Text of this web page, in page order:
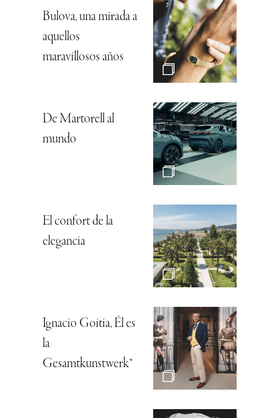
Bulova, una mirada a
aquellos
maravillosos años
De Martorell al
mundo
El confort de la
elegancia
Ignacio Goitia, Él es
la
Gesamtkunstwerk*